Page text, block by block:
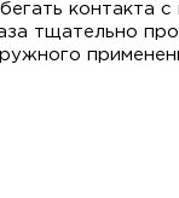
контакта
тщательно